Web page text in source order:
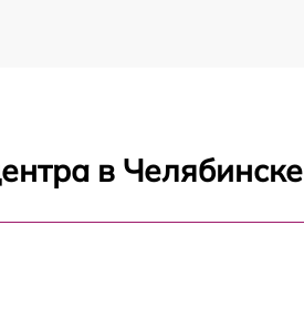
мин в Челябинске